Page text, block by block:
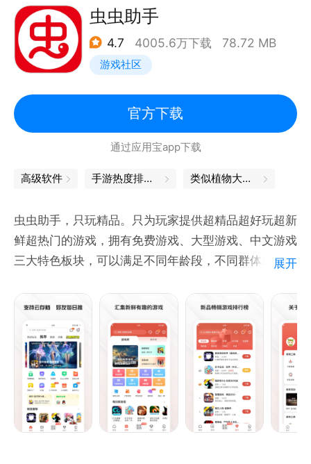
感！
【特色三】个性装备放肆张扬
百余款个性装备，属性各异的武器套装，成为副本、战
显出玩家独特的个性品味！
虫虫助手
4.7 4005.6万下载 78.72 MB
游戏社区
官方下载
通过应用宝app下载
高级软件 手游热度排行榜 类似植物大战僵尸
虫虫助手，只玩精品。只为玩家提供超精品超好玩超新
鲜超热门的游戏，拥有免费游戏、大型游戏、中文游戏
三大特色板块，可以满足不同年龄段，不同群体对于游
展开